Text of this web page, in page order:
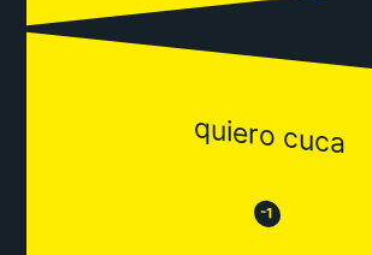
quiero cuca
😒 -1 😂